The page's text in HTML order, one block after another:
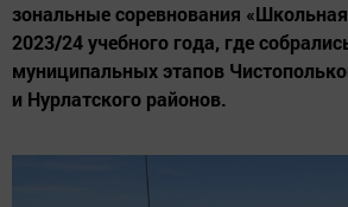
зональные соревнования
2023/24 учебного года, где
муниципальных этапов
и Нурлатского районов.